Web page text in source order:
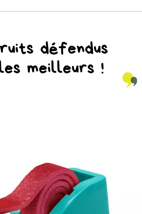
défendus
meilleurs !